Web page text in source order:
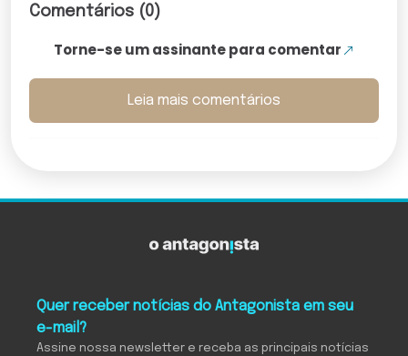
Comentários (0)
Torne-se um assinante para comentar
Leia mais comentários
Quer receber notícias do Antagonista em seu
e-mail?
Assine nossa newsletter e receba as principais notícias